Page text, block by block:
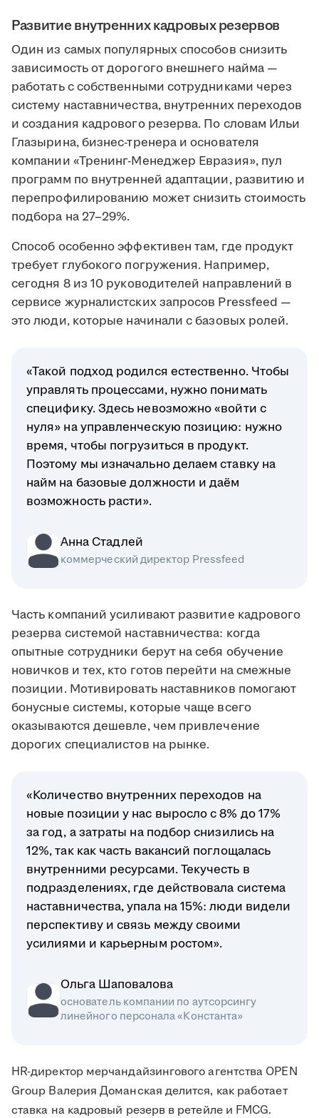
Развитие внутренних кадровых резервов
Один из самых популярных способов снизить
зависимость от дорогого внешнего найма —
работать с собственными сотрудниками через
систему наставничества, внутренних переходов
и создания кадрового резерва. По словам Ильи
Глазырина, бизнес-тренера и основателя
компании «Тренинг-Менеджер Евразия», пул
программ по внутренней адаптации, развитию и
перепрофилированию может снизить стоимость
подбора на 27–29%.
Способ особенно эффективен там, где продукт
требует глубокого погружения. Например,
сегодня 8 из 10 руководителей направлений в
сервисе журналистских запросов Pressfeed —
это люди, которые начинали с базовых ролей.
«Такой подход родился естественно. Чтобы
управлять процессами, нужно понимать
специфику. Здесь невозможно «войти с
нуля» на управленческую позицию: нужно
время, чтобы погрузиться в продукт.
Поэтому мы изначально делаем ставку на
найм на базовые должности и даём
возможность расти».
Анна Стадлей
коммерческий директор Pressfeed
Часть компаний усиливают развитие кадрового
резерва системой наставничества: когда
опытные сотрудники берут на себя обучение
новичков и тех, кто готов перейти на смежные
позиции. Мотивировать наставников помогают
бонусные системы, которые чаще всего
оказываются дешевле, чем привлечение
дорогих специалистов на рынке.
«Количество внутренних переходов на
новые позиции у нас выросло с 8% до 17%
за год, а затраты на подбор снизились на
12%, так как часть вакансий поглощалась
внутренними ресурсами. Текучесть в
подразделениях, где действовала система
наставничества, упала на 15%: люди видели
перспективу и связь между своими
усилиями и карьерным ростом».
Ольга Шаповалова
основатель компании по аутсорсингу
линейного персонала «Константа»
HR-директор мерчандайзингового агентства OPEN
Group Валерия Доманская делится, как работает
ставка на кадровый резерв в ретейле и FMCG.